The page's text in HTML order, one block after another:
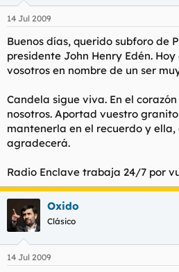
14 Jul 2009
Buenos días, querido subforo de
presidente John Henry Edén.
vosotros en nombre de un ser
Candela sigue viva. En el
nosotros. Aportad vuestro
mantenerla en el recuerdo y
agradecerá.
Radio Enclave trabaja 24/7 por
Oxido
Clásico
14 Jul 2009